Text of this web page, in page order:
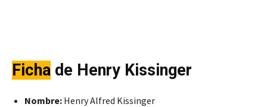
Ficha de Henry Kissinger
Nombre: Henry Alfred Kissinger